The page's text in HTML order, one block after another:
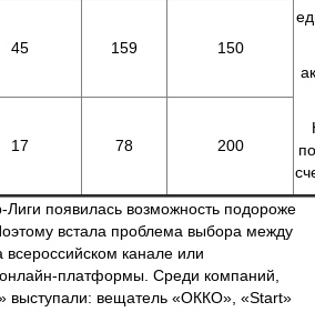
45 159 150
17 78 200
появилась возможность подороже
встала проблема выбора между
всероссийском канале или
платформы. Среди компаний,
выступали: вещатель «ОККО», «Start»